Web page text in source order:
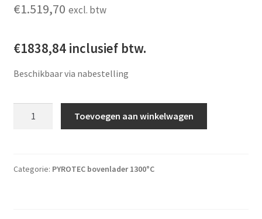
€1.519,70 excl. btw
€1838,84 inclusief btw.
Beschikbaar via nabestelling
Toevoegen aan winkelwagen
Categorie: PYROTEC bovenlader 1300°C